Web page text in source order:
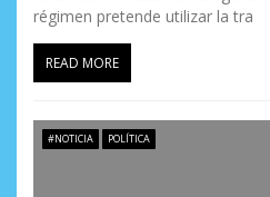
régimen pretende utilizar la tra
READ MORE
#NOTICIA POLÍTICA